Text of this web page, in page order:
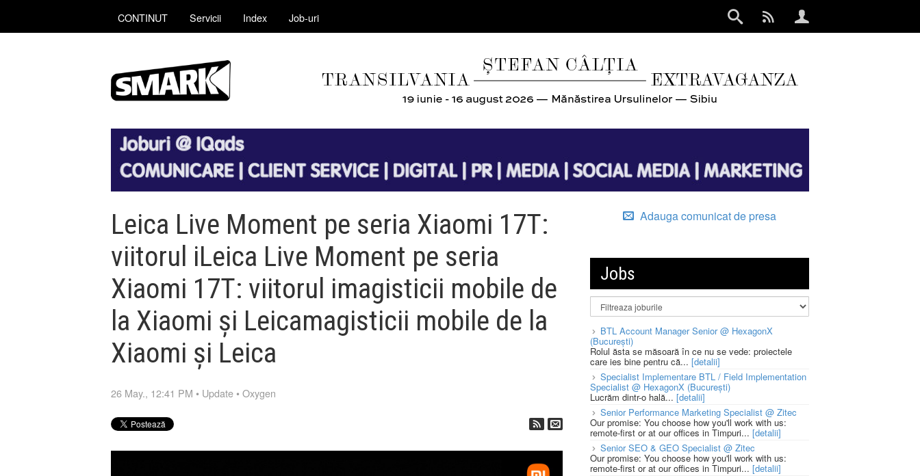
CONTINUT Servicii Index Job-uri
Leica Live Moment pe seria Xiaomi 17T:
viitorul iLeica Live Moment pe seria
Xiaomi 17T: viitorul imagisticii mobile de
la Xiaomi și Leicamagisticii mobile de la
Xiaomi și Leica
26 May., 12:41 PM • Update •Oxygen
Adauga comunicat de presa
Jobs
BTL Account Manager Senior @ HexagonX
(București)
Rolul ăsta se măsoară în ce nu se vede: proiectele
care ies bine pentru că... [detalii]
Specialist Implementare BTL / Field Implementation
Specialist @ HexagonX (București)
Lucrăm dintr-o hală... [detalii]
Senior Performance Marketing Specialist @ Zitec
Our promise: You choose how you'll work with us:
remote-first or at our offices in Timpuri... [detalii]
Senior SEO & GEO Specialist @ Zitec
Our promise: You choose how you'll work with us:
remote-first or at our offices in Timpuri... [detalii]